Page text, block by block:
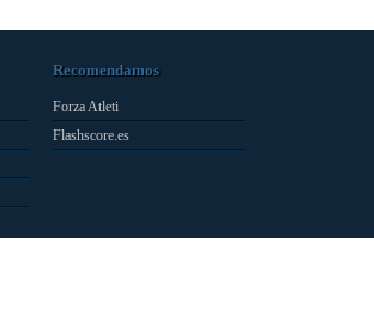
Recomendamos
Forza Atleti
Flashscore.es